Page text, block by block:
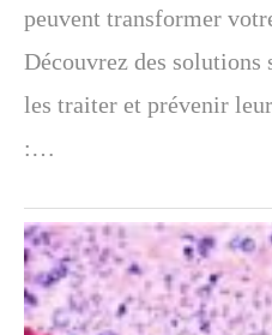
peuvent transformer
Découvrez des
les traiter et prévenir
:…